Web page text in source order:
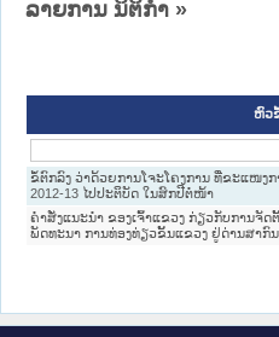
ລາຍການ ນິຕິກໍາ »
ຫົວ
ຂໍ້ຕົກລົງ ວ່າດ້ວຍການໂຈະໂຄງການ ທີ່ຂະແໜງ
2012-13 ໄປປະຕິບັດ ໃນສົກປີຕໍ່ໜ້າ
ຄຳສັ່ງແນະນຳ ຂອງເຈົ້າແຂວງ ກ່ຽວກັບການຈັດ
ພັດທະນາ ການທ່ອງທ່ຽວຂັ້ນແຂວງ ຢູ່ດ່ານສາກົນ